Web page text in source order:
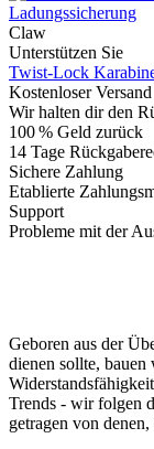
Claw
Unterstützen Sie
Twist-Lock
Kostenloser Versand
Wir halten dir den
100 % Geld zurück
14 Tage
Sichere Zahlung
Etablierte
Support
Probleme mit der
Geboren aus der
dienen sollte,
Trends - wir folgen
getragen von